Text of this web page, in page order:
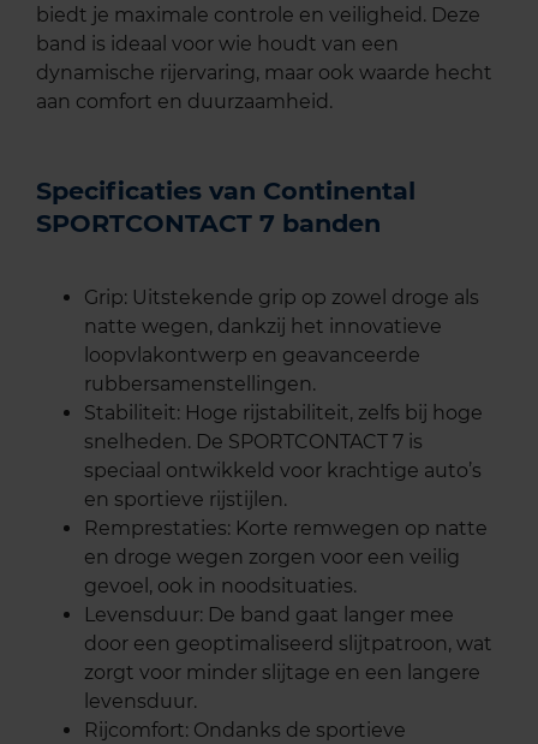
biedt je maximale controle en veiligheid. Deze
band is ideaal voor wie houdt van een
dynamische rijervaring, maar ook waarde hecht
aan comfort en duurzaamheid.
Specificaties van Continental
SPORTCONTACT 7 banden
Grip: Uitstekende grip op zowel droge als
natte wegen, dankzij het innovatieve
loopvlakontwerp en geavanceerde
rubbersamenstellingen.
Stabiliteit: Hoge rijstabiliteit, zelfs bij hoge
snelheden. De SPORTCONTACT 7 is
speciaal ontwikkeld voor krachtige auto’s
en sportieve rijstijlen.
Remprestaties: Korte remwegen op natte
en droge wegen zorgen voor een veilig
gevoel, ook in noodsituaties.
Levensduur: De band gaat langer mee
door een geoptimaliseerd slijtpatroon, wat
zorgt voor minder slijtage en een langere
levensduur.
Rijcomfort: Ondanks de sportieve